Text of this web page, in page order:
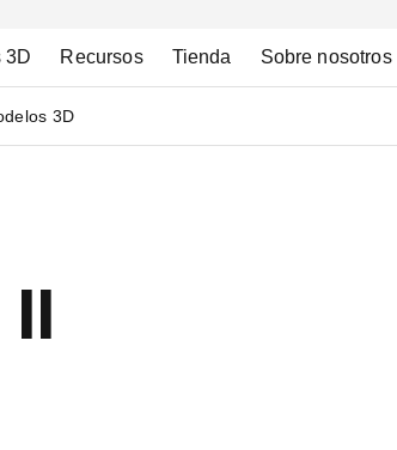
3D Recursos Tienda Sobre nosotros
3D